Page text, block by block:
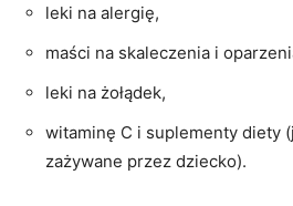
leki na alergię,
maści na skaleczenia​ i
leki na żołądek,
witaminę C ​i suplementy diety
zażywane przez dziecko).